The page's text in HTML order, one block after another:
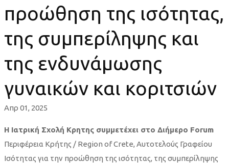
προώθηση της ισότητας,
της συμπερίληψης και
της ενδυνάμωσης
γυναικών και κοριτσιών
Απρ 01, 2025
Η Ιατρική Σχολή Κρητης συμμετέχει στο Διήμερο Forum
Περιφέρεια Κρήτης / Region of Crete, Αυτοτελούς Γραφείου
Ισότητας για την προώθηση της ισότητας, της συμπερίληψης